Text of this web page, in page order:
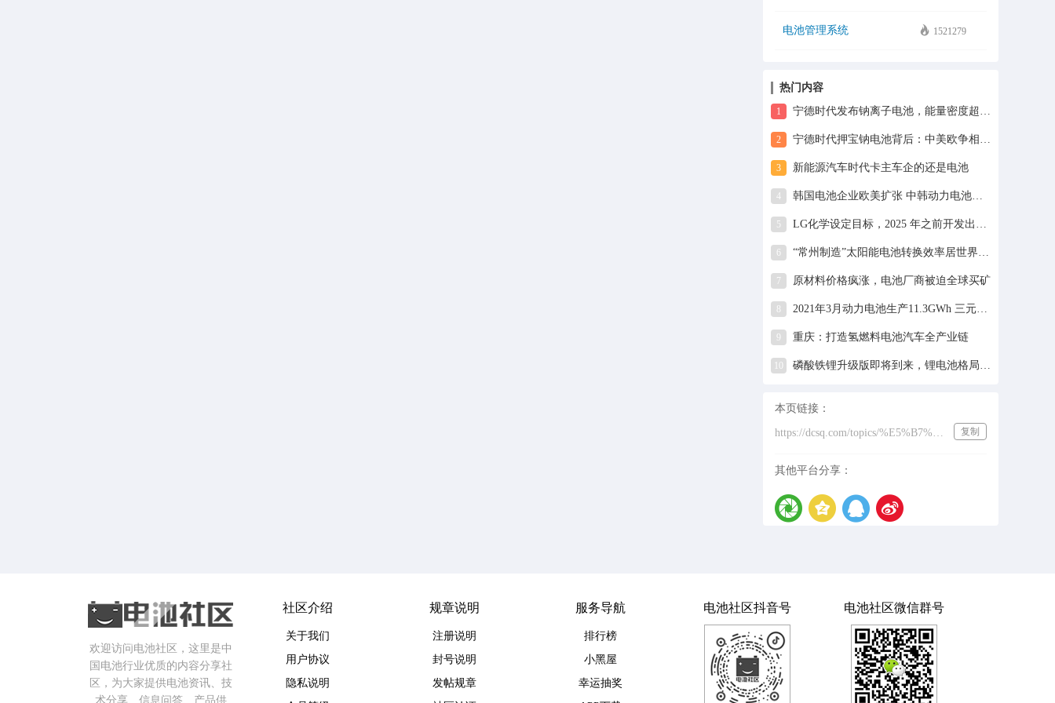
电池管理系统 1521279
热门内容
1 宁德时代发布钠离子电池，能量密度超过刀片电池？大家看看就好
2 宁德时代押宝钠电池背后：中美欧争相布局，曾毓群导师也在搞
3 新能源汽车时代卡主车企的还是电池
4 韩国电池企业欧美扩张 中韩动力电池战火升级
5 LG化学设定目标，2025 年之前开发出无钴锂电池正极材料
6 “常州制造”太阳能电池转换效率居世界第一
7 原材料价格疯涨，电池厂商被迫全球买矿
8 2021年3月动力电池生产11.3GWh 三元电池占比逐渐降低为51.6%
9 重庆：打造氢燃料电池汽车全产业链
10 磷酸铁锂升级版即将到来，锂电池格局会有什么新变化？
本页链接：
复制
其他平台分享：
欢迎访问电池社区，这里是中
国电池行业优质的内容分享社
区，为大家提供电池资讯、技
术分享、信息问答、产品供
社区介绍
关于我们
用户协议
隐私说明
规章说明
注册说明
封号说明
发帖规章
服务导航
排行榜
小黑屋
幸运抽奖
电池社区抖音号 电池社区微信群号